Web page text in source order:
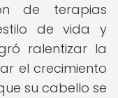
de terapias
de vida y
ralentizar la
el crecimiento
su cabello se